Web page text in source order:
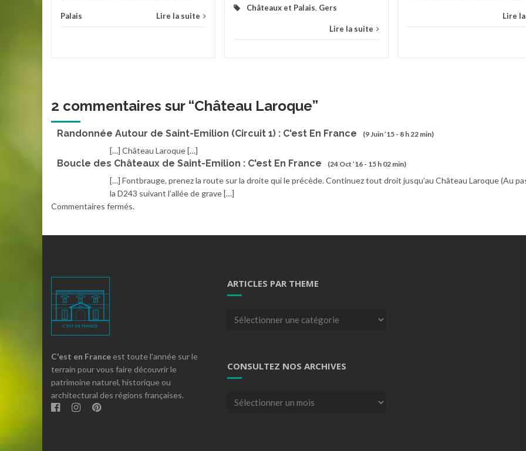
Palais Lire la suite
Châteaux et Palais, Gers
Lire la suite
Lire
2 commentaires sur “Château Laroque”
Randonnée Autour de Saint-Emilion (Circuit 1) : C'est En France (9 Juin ’15 - 8 h 22 min)
[…] Château Laroque […]
Boucle des Châteaux de Saint-Emilion : C'est En France (24 Oct ’16 - 15 h 02 min)
[…] Fontbrauge, prenez la route sur la droite qui le précède. Continuez tout droit jusqu’au Château Laroque (Au
la D243 suivant l’allée de grave […]
Commentaires fermés.
C'est en France est toute l'année sur le
terrain pour vous faire découvrir le
patrimoine naturel, historique ou
architectural des régions françaises.
ARTICLES PAR THEME
Articles
CONSULTEZ NOS ARCHIVES
Consultez